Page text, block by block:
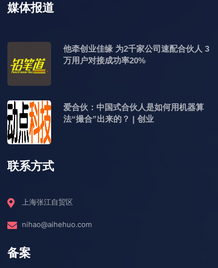
媒体报道
他牵创业佳缘 为2千家公司速配合伙人 3
万用户对接成功率20%
爱合伙：中国式合伙人是如何用机器算
法“撮合”出来的？ | 创业
联系方式
上海张江自贸区
nihao@aihehuo.com
备案